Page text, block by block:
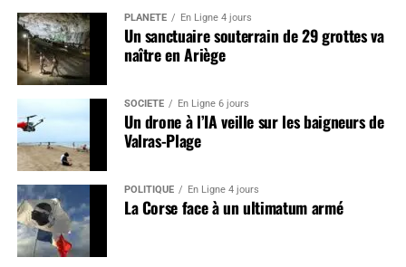
PLANÈTE En Ligne 4 jours
Un sanctuaire souterrain de 29 grottes va
naître en Ariège
SOCIÉTÉ En Ligne 6 jours
Un drone à l’IA veille sur les baigneurs de
Valras-Plage
POLITIQUE En Ligne 4 jours
La Corse face à un ultimatum armé